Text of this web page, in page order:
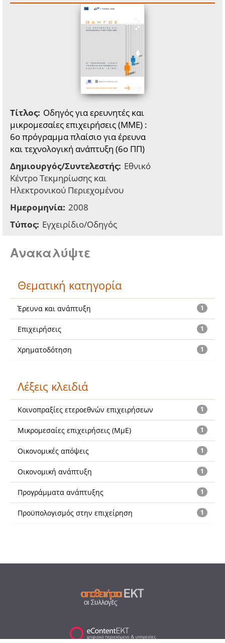
Τίτλος: Οδηγός για ερευνητές και
μικρομεσαίες επιχειρήσεις (ΜΜΕ) :
6o πρόγραμμα πλαίσιο για έρευνα
και τεχνολογική ανάπτυξη (6ο ΠΠ)
Δημιουργός/Συντελεστής: Εθνικό
Κέντρο Τεκμηρίωσης και
Ηλεκτρονικού Περιεχομένου
Ημερομηνία: 2008
Τύπος: Εγχειρίδιο/Οδηγός
Ανακαλύψτε
Θεματική κατηγορία
1
Έρευνα και ανάπτυξη
1
Επιχειρήσεις
1
Χρηματοδότηση
Λέξεις κλειδιά
1
Κοινοπραξίες ετεροεθνών επιχειρήσεων
1
Μικρομεσαίες επιχειρήσεις (ΜμΕ)
1
Οικονομικές απόψεις
1
Οικονομική ανάπτυξη
1
Προγράμματα ανάπτυξης
1
Προϋπολογισμός στην επιχείρηση